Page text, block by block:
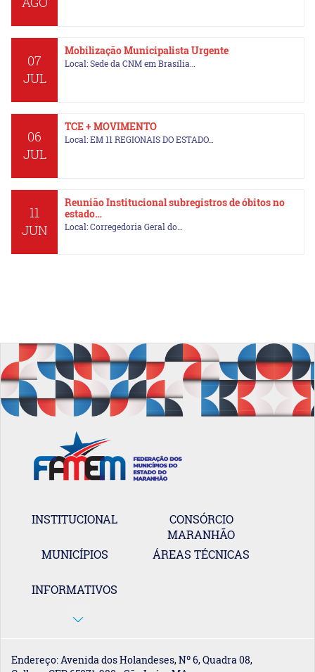
07
JUL
Mobilização Municipalista Urgente
Local: Sede da CNM em Brasília…
06
JUL
TCE + MOVIMENTO
Local: EM 11 REGIONAIS DO ESTADO…
11
JUN
Reunião Institucional subregistros de óbitos no
estado…
Local: Corregedoria Geral do…
INSTITUCIONAL
CONSÓRCIO
MARANHÃO
MUNICÍPIOS
ÁREAS TÉCNICAS
INFORMATIVOS
Endereço: Avenida dos Holandeses, Nº 6, Quadra 08,